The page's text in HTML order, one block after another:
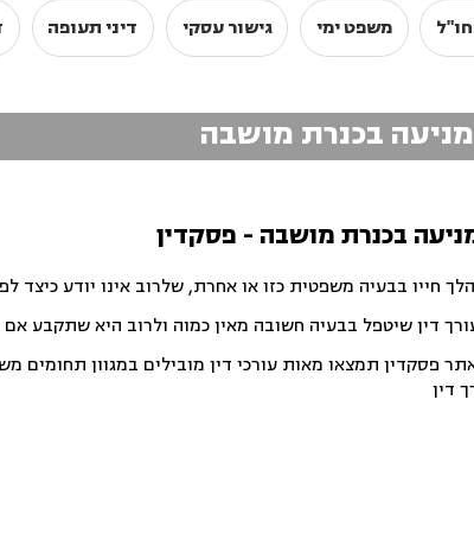
משפט ימי גישור עסקי דיני תעופה
מניעה בכנרת מושבה
מניעה בכנרת מושבה - פסקדין
חייו בבעיה משפטית כזו או אחרת, שלרוב אינו יודע כיצד
דין שיטפל בבעיה חשובה מאין כמוה ולרוב היא שתקבע אם
פסקדין תמצאו מאות עורכי דין מובילים במגוון תחומים
דין